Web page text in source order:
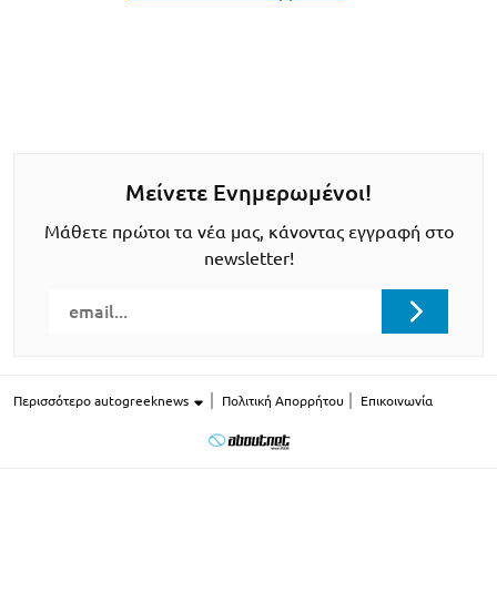
Μείνετε Ενημερωμένοι!
Μάθετε πρώτοι τα νέα μας, κάνοντας εγγραφή στο
newsletter!
Περισσότερο autogreeknews Πολιτική Απορρήτου Επικοινωνία